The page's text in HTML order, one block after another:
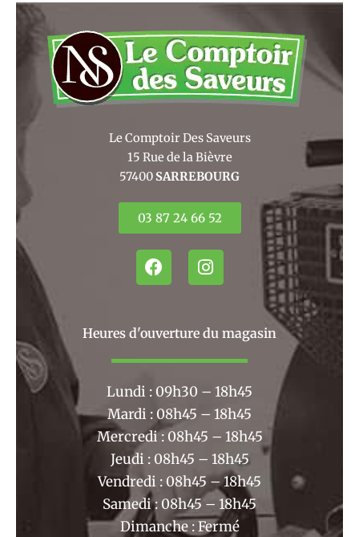
Le Comptoir Des Saveurs
15 Rue de la Bièvre
57400 SARREBOURG
03 87 24 66 52
F
a
b
o
k
I
n
a
r
m
Heures d'ouverture du magasin
Lundi : 09h30 – 18h45
Mardi : 08h45 – 18h45
Mercredi : 08h45 – 18h45
Jeudi : 08h45 – 18h45
Vendredi : 08h45 – 18h45
Samedi : 08h45 – 18h45
Dimanche : Fermé